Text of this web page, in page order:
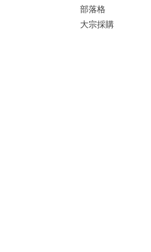
部落格
大宗採購